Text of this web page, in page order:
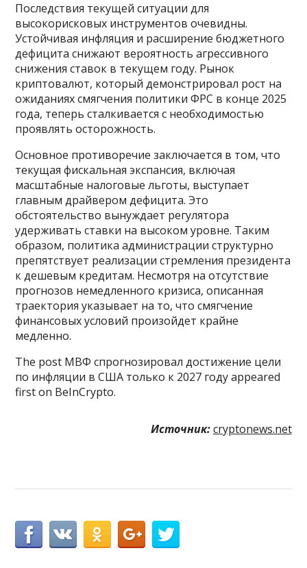
Последствия текущей ситуации для
высокорисковых инструментов очевидны.
Устойчивая инфляция и расширение бюджетного
дефицита снижают вероятность агрессивного
снижения ставок в текущем году. Рынок
криптовалют, который демонстрировал рост на
ожиданиях смягчения политики ФРС в конце 2025
года, теперь сталкивается с необходимостью
проявлять осторожность.
Основное противоречие заключается в том, что
текущая фискальная экспансия, включая
масштабные налоговые льготы, выступает
главным драйвером дефицита. Это
обстоятельство вынуждает регулятора
удерживать ставки на высоком уровне. Таким
образом, политика администрации структурно
препятствует реализации стремления президента
к дешевым кредитам. Несмотря на отсутствие
прогнозов немедленного кризиса, описанная
траектория указывает на то, что смягчение
финансовых условий произойдет крайне
медленно.
The post МВФ спрогнозировал достижение цели
по инфляции в США только к 2027 году appeared
first on BeInCrypto.
Источник: cryptonews.net